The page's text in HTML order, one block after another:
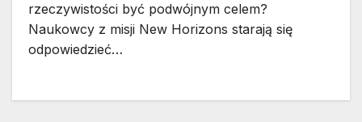
rzeczywistości być podwójnym celem?
Naukowcy z misji New Horizons starają się
odpowiedzieć…